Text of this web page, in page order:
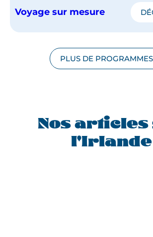
Voyage sur mesure
PLUS DE PROGRAMMES
Nos articles
l'Irlande